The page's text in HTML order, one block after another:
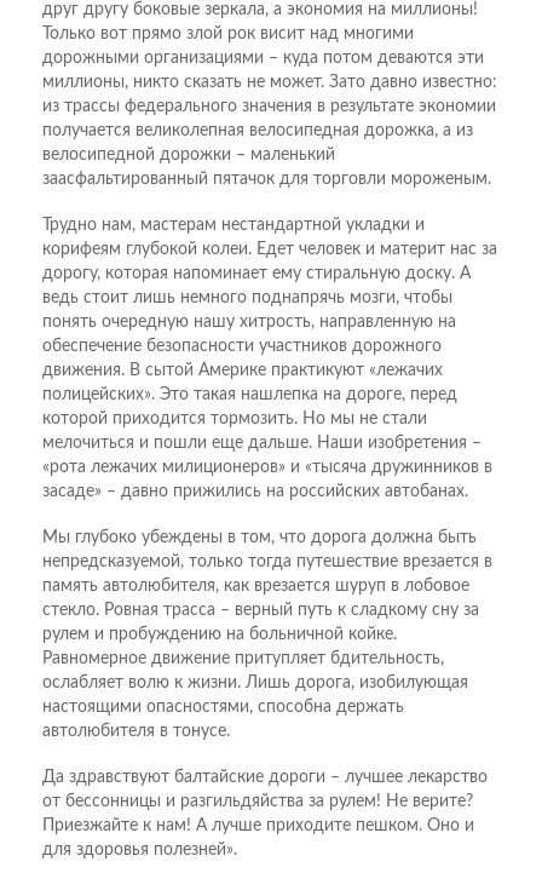
друг другу боковые зеркала, а экономия на миллионы!
Только вот прямо злой рок висит над многими
дорожными организациями – куда потом деваются эти
миллионы, никто сказать не может. Зато давно известно:
из трассы федерального значения в результате экономии
получается великолепная велосипедная дорожка, а из
велосипедной дорожки – маленький
заасфальтированный пятачок для торговли мороженым.
Трудно нам, мастерам нестандартной укладки и
корифеям глубокой колеи. Едет человек и материт нас за
дорогу, которая напоминает ему стиральную доску. А
ведь стоит лишь немного поднапрячь мозги, чтобы
понять очередную нашу хитрость, направленную на
обеспечение безопасности участников дорожного
движения. В сытой Америке практикуют «лежачих
полицейских». Это такая нашлепка на дороге, перед
которой приходится тормозить. Но мы не стали
мелочиться и пошли еще дальше. Наши изобретения –
«рота лежачих милиционеров» и «тысяча дружинников в
засаде» – давно прижились на российских автобанах.
Мы глубоко убеждены в том, что дорога должна быть
непредсказуемой, только тогда путешествие врезается в
память автолюбителя, как врезается шуруп в лобовое
стекло. Ровная трасса – верный путь к сладкому сну за
рулем и пробуждению на больничной койке.
Равномерное движение притупляет бдительность,
ослабляет волю к жизни. Лишь дорога, изобилующая
настоящими опасностями, способна держать
автолюбителя в тонусе.
Да здравствуют балтайские дороги – лучшее лекарство
от бессонницы и разгильдяйства за рулем! Не верите?
Приезжайте к нам! А лучше приходите пешком. Оно и
для здоровья полезней».